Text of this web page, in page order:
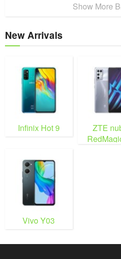
Show More
New Arrivals
Infinix Hot 9
ZTE
Vivo Y03